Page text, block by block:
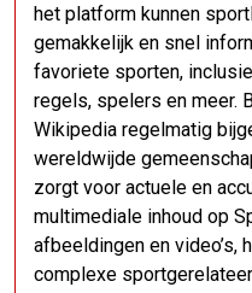
het platform kunnen
gemakkelijk en snel
favoriete sporten,
regels, spelers en meer.
Wikipedia regelmatig
wereldwijde
zorgt voor actuele en
multimediale inhoud op
afbeeldingen en video’s,
complexe